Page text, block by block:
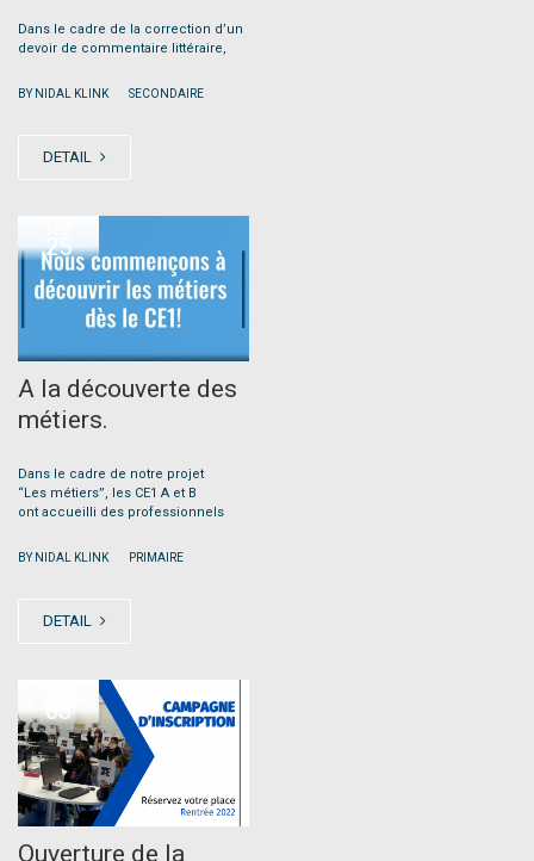
Dans le cadre de la correction d’un
devoir de commentaire littéraire,
BY NIDAL KLINK SECONDAIRE
DETAIL
25
A la découverte des
métiers.
Dans le cadre de notre projet
“Les métiers”, les CE1 A et B
ont accueilli des professionnels
BY NIDAL KLINK PRIMAIRE
DETAIL
03
Ouverture de la